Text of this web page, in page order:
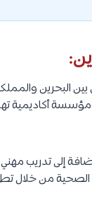
بين البحرين
مؤسسة
إلى تدريب
من خلال